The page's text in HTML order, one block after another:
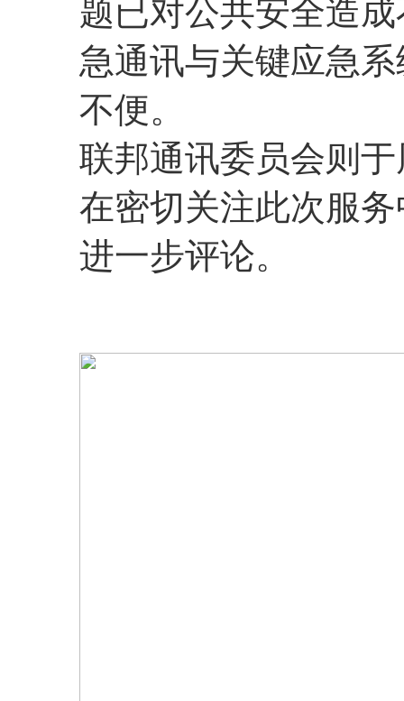
题已对公共安全造
急通讯与关键应急
不便。
联邦通讯委员会则
在密切关注此次服
进一步评论。